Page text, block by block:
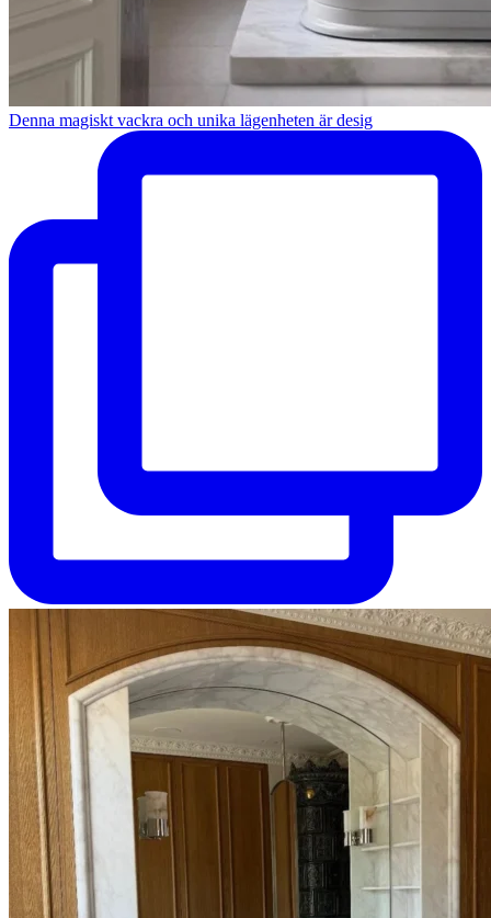
Denna magiskt vackra och unika lägenheten är desig